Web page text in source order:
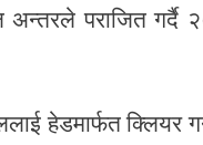
पराजित गर्दै
हेडमार्फत क्लियर